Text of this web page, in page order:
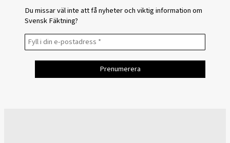
Du missar väl inte att få nyheter och viktig information om
Svensk Fäktning?